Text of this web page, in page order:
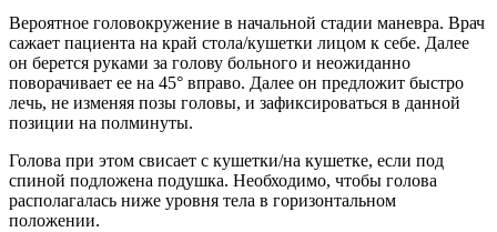
Вероятное головокружение в начальной стадии маневра. Врач
сажает пациента на край стола/кушетки лицом к себе. Далее
он берется руками за голову больного и неожиданно
поворачивает ее на 45° вправо. Далее он предложит быстро
лечь, не изменяя позы головы, и зафиксироваться в данной
позиции на полминуты.
Голова при этом свисает с кушетки/на кушетке, если под
спиной подложена подушка. Необходимо, чтобы голова
располагалась ниже уровня тела в горизонтальном
положении.